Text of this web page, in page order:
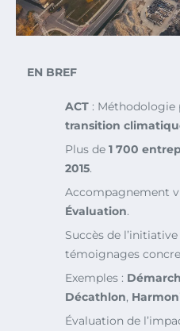
EN BREF
ACT :
transition
Plus de 1 700
2015.
Accompagnement
Évaluation.
Succès de
témoignages
Exemples :
Décathlon,
Évaluation de